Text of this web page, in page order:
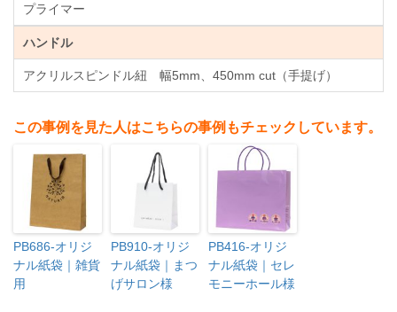
プライマー
ハンドル
アクリルスピンドル紐 幅5mm、450mm cut（手提げ）
この事例を見た人はこちらの事例もチェックしています。
PB686-オリジ
ナル紙袋｜雑貨
用
PB910-オリジ
ナル紙袋｜まつ
げサロン様
PB416-オリジ
ナル紙袋｜セレ
モニーホール様